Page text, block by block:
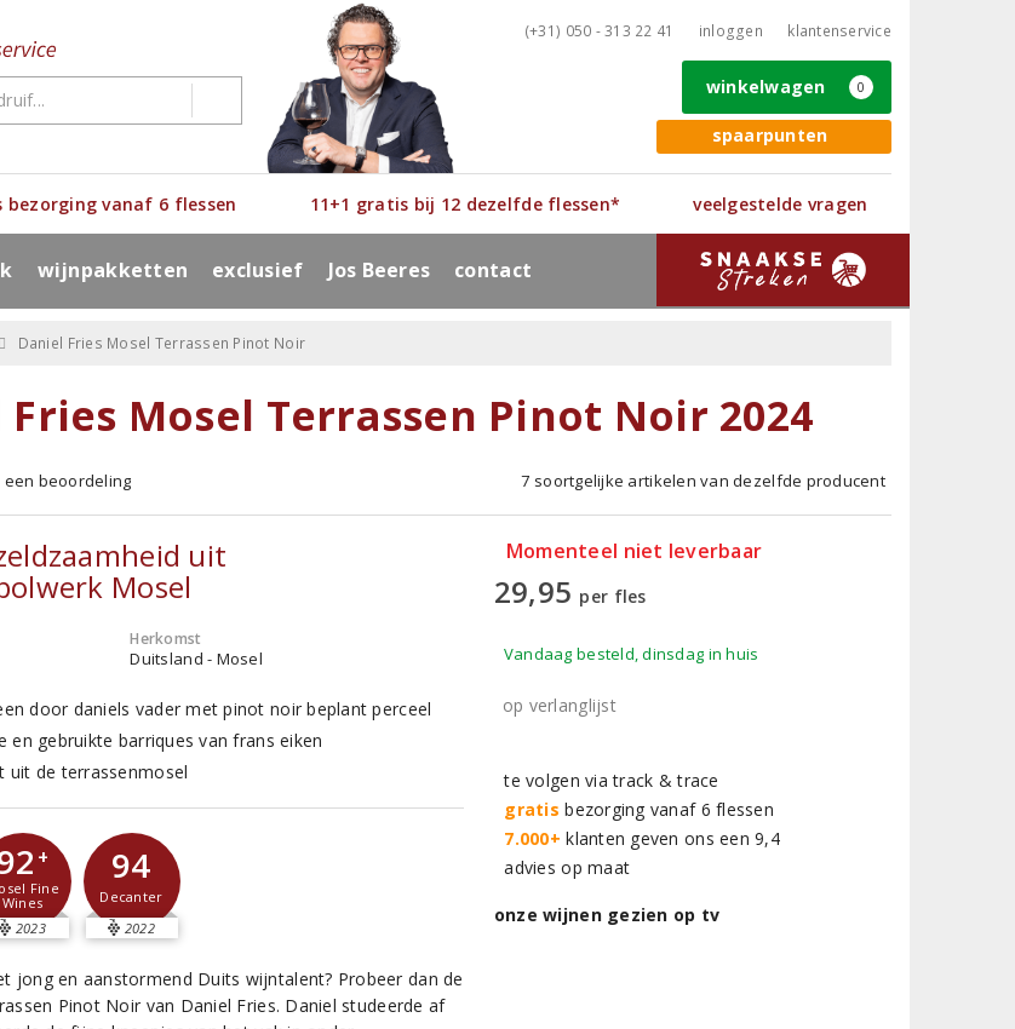
(+31) 050 - 313 22 41 inloggen klantenservice
spaarpunten
winkelwagen 0
bezorging vanaf 6 flessen 11+1 gratis bij 12 dezelfde flessen* veelgestelde vragen
wijnpakketten exclusief Jos Beeres contact
Daniel Fries Mosel Terrassen Pinot Noir
Fries Mosel Terrassen Pinot Noir 2024
beoordeling 7 soortgelijke artikelen van dezelfde producent
uit
Mosel
Herkomst
Duitsland - Mosel
door daniels vader met pinot noir beplant perceel
en gebruikte barriques van frans eiken
uit de terrassenmosel
+
Fine
Wines
2023
94
Decanter
2022
jong en aanstormend Duits wijntalent? Probeer dan de
Pinot Noir van Daniel Fries. Daniel studeerde af
Momenteel niet leverbaar
29,95 per fles
Vandaag besteld, dinsdag in huis
op verlanglijst
te volgen via track & trace
gratis bezorging vanaf 6 flessen
7.000+ klanten geven ons een 9,4
advies op maat
onze wijnen gezien op tv